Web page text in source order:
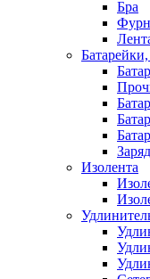
Бра
Изолента